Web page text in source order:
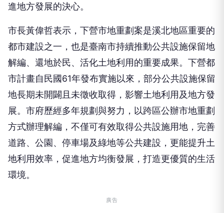
進地方發展的決心。
市長黃偉哲表示，下營市地重劃案是溪北地區重要的
都市建設之一，也是臺南市持續推動公共設施保留地
解編、還地於民、活化土地利用的重要成果。下營都
市計畫自民國61年發布實施以來，部分公共設施保留
地長期未開闢且未徵收取得，影響土地利用及地方發
展。市府歷經多年規劃與努力，以跨區公辦市地重劃
方式辦理解編，不僅可有效取得公共設施用地，完善
道路、公園、停車場及綠地等公共建設，更能提升土
地利用效率，促進地方均衡發展，打造更優質的生活
環境。
廣告